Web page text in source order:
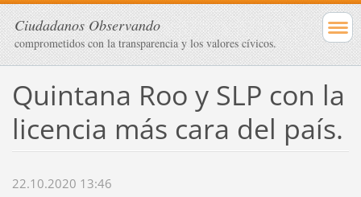
Ciudadanos Observando
comprometidos con la transparencia y los valores cívicos.
Quintana Roo y SLP con la
licencia más cara del país.
22.10.2020 13:46